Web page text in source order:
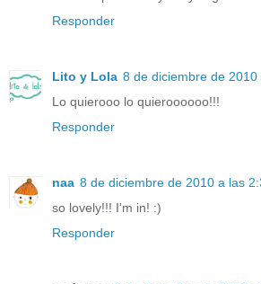
Responder
Lito y Lola 8 de diciembre de 2010
Lo quierooo lo quieroooooo!!!
Responder
naa 8 de diciembre de 2010 a las
so lovely!!! I'm in! :)
Responder